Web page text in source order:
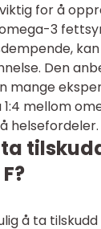
for å
3
Den
mange
mellom
helsefordeler.
å ta